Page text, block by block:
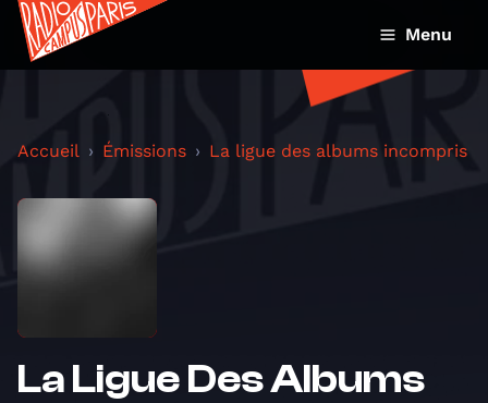
Menu
Accueil Émissions La ligue des albums incompris
La Ligue Des Albums